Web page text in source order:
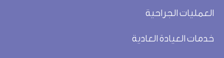
العمليات الجراحية
خدمات العيادة العادية